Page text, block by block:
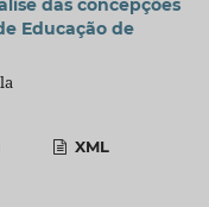
das concepções
Educação de
XML